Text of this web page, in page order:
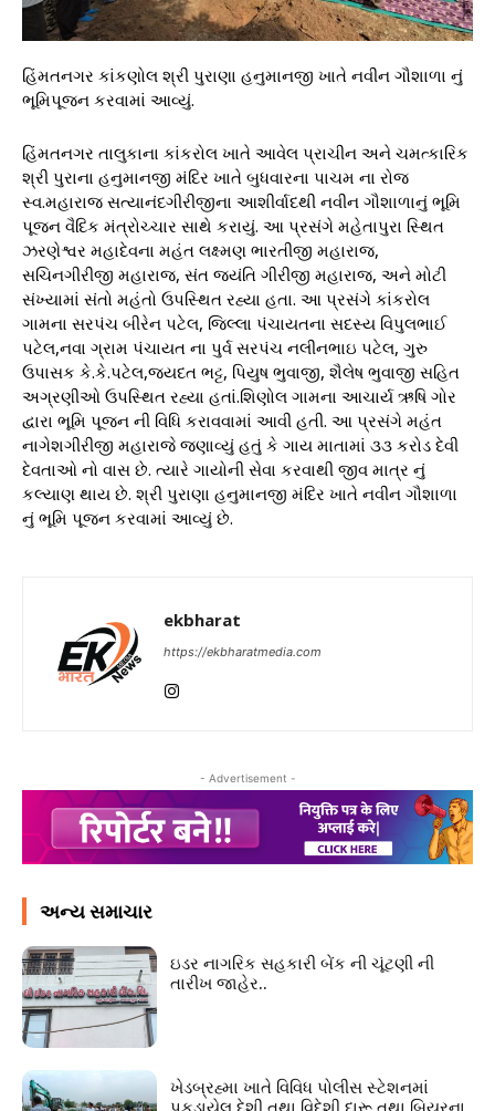
હિંમતનગર કાંકણોલ શ્રી પુરાણા હનુમાનજી ખાતે નવીન ગૌશાળા નું
ભૂમિપૂજન કરવામાં આવ્યું.
હિંમતનગર તાલુકાના કાંકરોલ ખાતે આવેલ પ્રાચીન અને ચમત્કારિક
શ્રી પુરાના હનુમાનજી મંદિર ખાતે બુધવારના પાચમ ના રોજ
સ્વ.મહારાજ સત્યાનંદગીરીજીના આશીર્વાદથી નવીન ગૌશાળાનું ભૂમિ
પૂજન વૈદિક મંત્રોચ્ચાર સાથે કરાયું. આ પ્રસંગે મહેતાપુરા સ્થિત
ઝરણેશ્વર મહાદેવના મહંત લક્ષ્મણ ભારતીજી મહારાજ,
સચિનગીરીજી મહારાજ, સંત જયંતિ ગીરીજી મહારાજ, અને મોટી
સંખ્યામાં સંતો મહંતો ઉપસ્થિત રહ્યા હતા. આ પ્રસંગે કાંકરોલ
ગામના સરપંચ બીરેન પટેલ, જિલ્લા પંચાયતના સદસ્ય વિપુલભાઈ
પટેલ,નવા ગ્રામ પંચાયત ના પુર્વ સરપંચ નલીનભાઇ પટેલ, ગુરુ
ઉપાસક કે.કે.પટેલ,જયદત ભટ્ટ, પિયુષ ભુવાજી, શૈલેષ ભુવાજી સહિત
અગ્રણીઓ ઉપસ્થિત રહ્યા હતાં.શિણોલ ગામના આચાર્ય ઋષિ ગોર
દ્વારા ભૂમિ પૂજન ની વિધિ કરાવવામાં આવી હતી. આ પ્રસંગે મહંત
નાગેશગીરીજી મહારાજે જણાવ્યું હતું કે ગાય માતામાં ૩૩ કરોડ દેવી
દેવતાઓ નો વાસ છે. ત્યારે ગાયોની સેવા કરવાથી જીવ માત્ર નું
કલ્યાણ થાય છે. શ્રી પુરાણા હનુમાનજી મંદિર ખાતે નવીન ગૌશાળા
નું ભૂમિ પૂજન કરવામાં આવ્યું છે.
ekbharat
https://ekbharatmedia.com
- Advertisement -
અન્ય સમાચાર
ઇડર નાગરિક સહકારી બેંક ની ચૂંટણી ની
તારીખ જાહેર..
ખેડબ્રહ્મા ખાતે વિવિધ પોલીસ સ્ટેશનમાં
પકડાયેલ દેશી તથા વિદેશી દારૂ તથા બિયરના